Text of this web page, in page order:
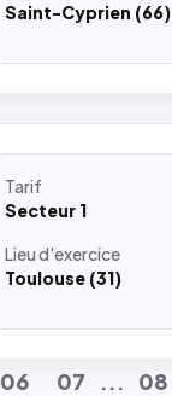
Saint-Cyprien (66)
Tarif
Secteur 1
Lieud'exercice
Toulouse (31)
06 07 ... 08